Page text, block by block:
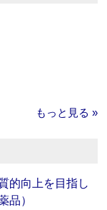
もっと見る »
的向上を目指し
品）